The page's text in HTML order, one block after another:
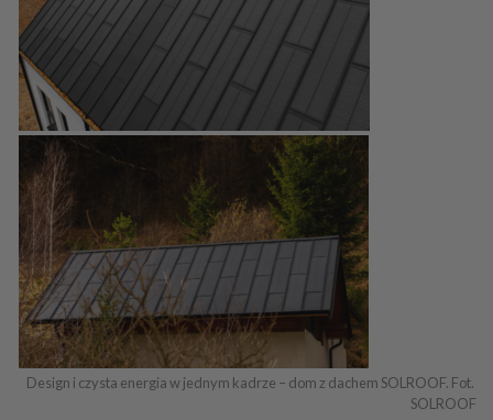
Design i czysta energia w jednym kadrze – dom z dachem SOLROOF. Fot.
SOLROOF